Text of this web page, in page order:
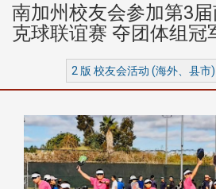
南加州校友会参加第3
克球联谊赛 夺团体组冠
2 版 校友会活动 (海外、县市)